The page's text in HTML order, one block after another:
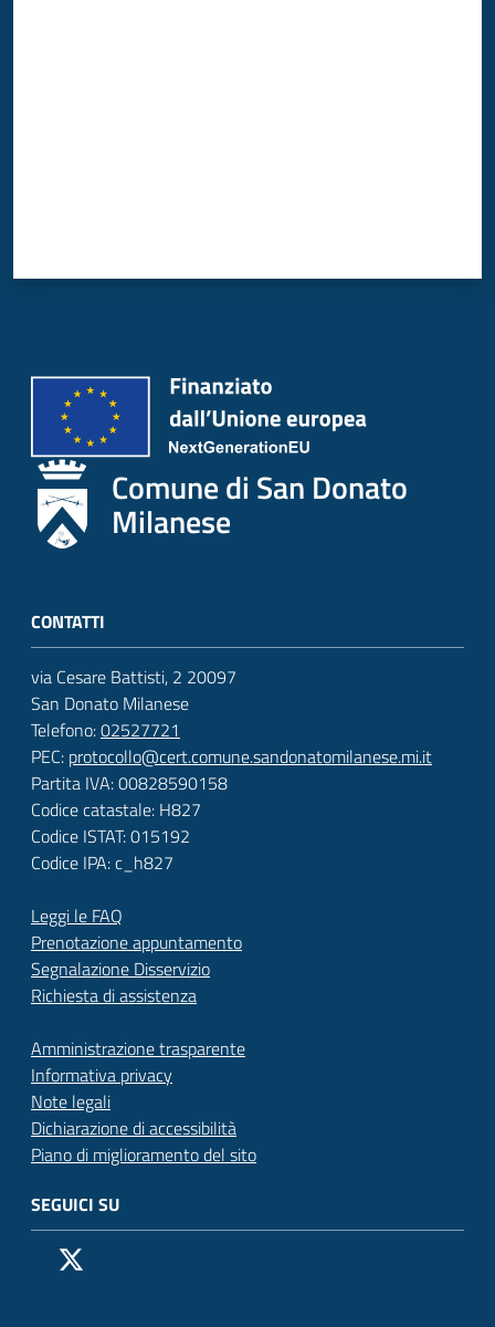
Comune di San Donato
Milanese
CONTATTI
via Cesare Battisti, 2 20097
San Donato Milanese
Telefono:02527721
PEC: protocollo@cert.comune.sandonatomilanese.mi.it
Partita IVA: 00828590158
Codice catastale: H827
Codice ISTAT: 015192
Codice IPA: c_h827
Leggi le FAQ
Prenotazione appuntamento
Segnalazione Disservizio
Richiesta di assistenza
Amministrazione trasparente
Informativa privacy
Note legali
Dichiarazione di accessibilità
Piano di miglioramento del sito
SEGUICI SU
Pagina Facebook del Comune di San Donato Milanese